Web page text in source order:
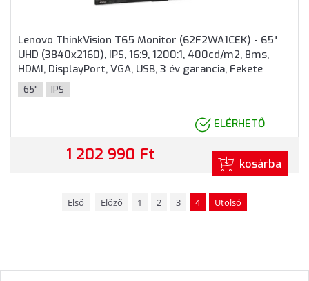
Lenovo ThinkVision T65 Monitor (62F2WA1CEK) - 65"
UHD (3840x2160), IPS, 16:9, 1200:1, 400cd/m2, 8ms,
HDMI, DisplayPort, VGA, USB, 3 év garancia, Fekete
színben
65" IPS
ELÉRHETŐ
1 202 990 Ft kosárba
Első Előző 1 2 3 4 Utolsó